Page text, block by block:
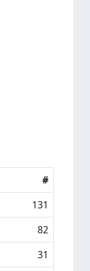
#
131
82
31